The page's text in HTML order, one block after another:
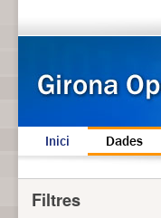
Inici Dades
Filtres